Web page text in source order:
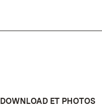
DOWNLOAD ET PHOTOS